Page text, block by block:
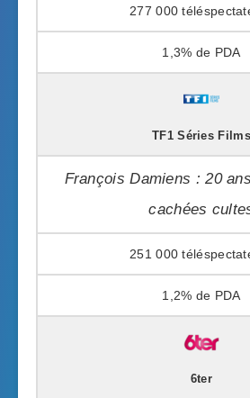
277 000
1,3%
TF1 Séries Films
François Damiens : 20
cachées
251 000
1,2%
6ter